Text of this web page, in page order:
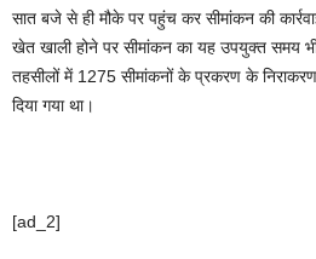
सात बजे से ही मौके पर पहुंच कर सीमांकन की
खेत खाली होने पर सीमांकन का यह उपयुक्त समय
तहसीलों में 1275 सीमांकनों के प्रकरण के निराकरण
दिया गया था।
[ad_2]